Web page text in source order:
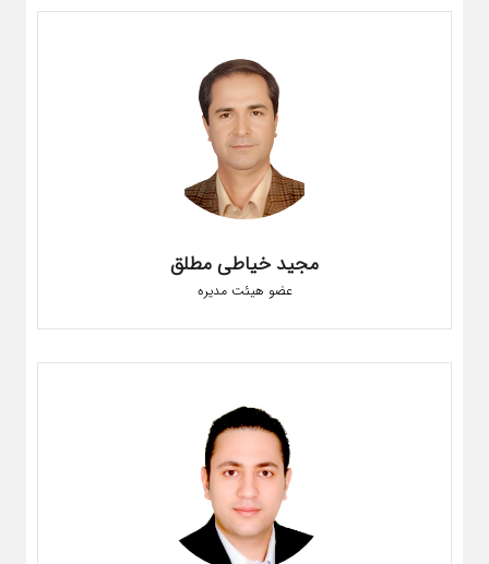
مجید خیاطی مطلق
عضو هیئت مدیره